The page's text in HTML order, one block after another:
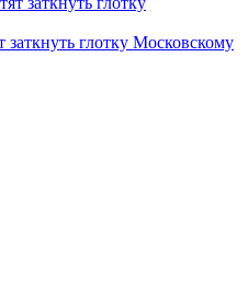
глотку Московскому